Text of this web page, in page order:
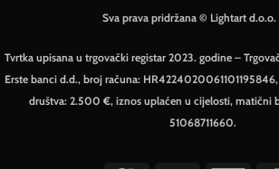
Sva prava pridržana © Lightart
Tvrtka upisana u trgovački registar 2023. godine –
Erste banci d.d., broj računa:
društva: 2.500 €, iznos uplaćen u cijelosti, matični
51068711660.